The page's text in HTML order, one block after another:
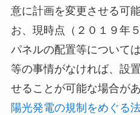
意に計画を変更させる可
お、現時点（２０１９年
パネルの配置等について
等の事情がなければ、設
せることが可能な場合が
陽光発電の規制をめぐる